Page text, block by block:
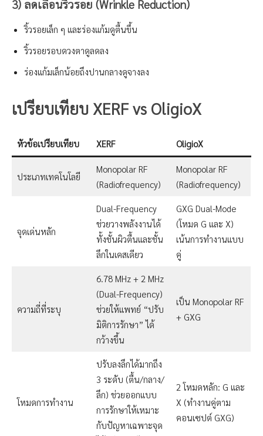
3) ลดเลือนริ้วรอย (Wrinkle Reduction)
ริ้วรอยเล็ก ๆ และร่องแก้มดูตื้นขึ้น
ริ้วรอยรอบดวงตาดูลดลง
ร่องแก้มเล็กน้อยถึงปานกลางดูจางลง
เปรียบเทียบ XERF vs OligioX
หัวข้อเปรียบเทียบ XERF OligioX
ประเภทเทคโนโลยี
Monopolar RF
(Radiofrequency)
Monopolar RF
(Radiofrequency)
จุดเด่นหลัก
Dual-Frequency
ช่วยวางพลังงานได้
ทั้งชั้นผิวตื้นและชั้น
ลึกในเคสเดียว
GXG Dual-Mode
(โหมด G และ X)
เน้นการทำงานแบบ
คู่
ความถี่ที่ระบุ
6.78 MHz + 2 MHz
(Dual-Frequency)
ช่วยให้แพทย์ “ปรับ
มิติการรักษา” ได้
กว้างขึ้น
เป็น Monopolar RF
+ GXG
โหมดการทำงาน
ปรับลงลึกได้มากถึง
3 ระดับ (ตื้น/กลาง/
ลึก) ช่วยออกแบบ
การรักษาให้เหมาะ
กับปัญหาเฉพาะจุด
2 โหมดหลัก: G และ
X (ทำงานคู่ตาม
คอนเซปต์ GXG)